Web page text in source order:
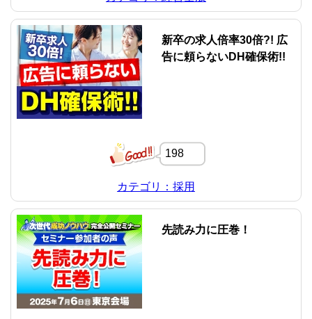
新卒の求人倍率30倍?! 広
告に頼らないDH確保術!!
198
カテゴリ：採用
先読み力に圧巻！